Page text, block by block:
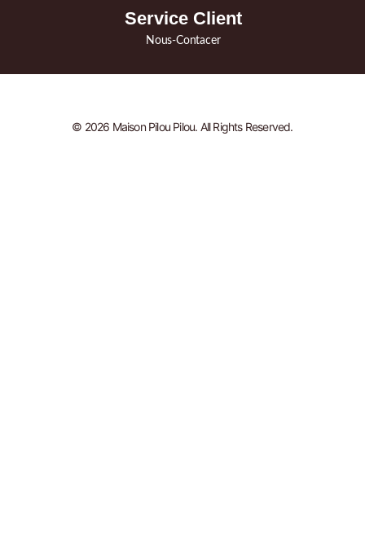
Service Client
Nous-Contacer
© 2026 Maison Pilou Pilou. All Rights Reserved.